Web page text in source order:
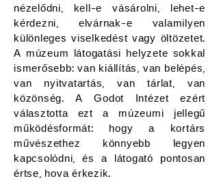
nézelődni, kell-e vásárolni, lehet-e
kérdezni, elvárnak-e valamilyen
különleges viselkedést vagy öltözetet.
A múzeum látogatási helyzete sokkal
ismerősebb: van kiállítás, van belépés,
van nyitvatartás, van tárlat, van
közönség. A Godot Intézet ezért
választotta ezt a múzeumi jellegű
működésformát: hogy a kortárs
művészethez könnyebb legyen
kapcsolódni, és a látogató pontosan
értse, hova érkezik.